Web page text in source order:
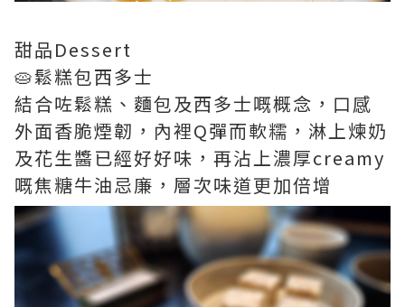
甜品Dessert
🥧鬆糕包西多士
結合咗鬆糕、麵包及西多士嘅概念，口感
外面香脆煙韌，內裡Q彈而軟糯，淋上煉奶
及花生醬已經好好味，再沾上濃厚creamy
嘅焦糖牛油忌廉，層次味道更加倍增